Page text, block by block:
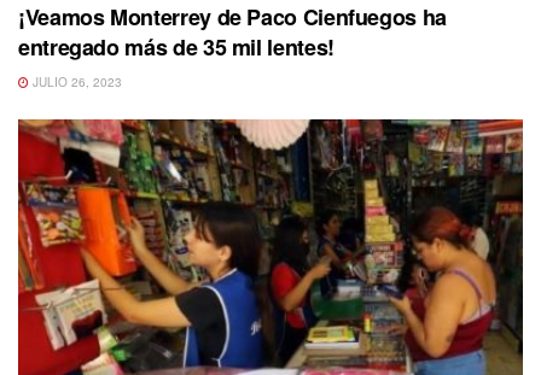
¡Veamos Monterrey de Paco Cienfuegos ha
entregado más de 35 mil lentes!
JULIO 26, 2023